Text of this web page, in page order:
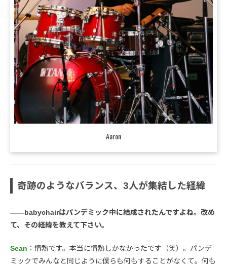
Aaron
奇跡のようなバランス、3人が集結した経緯
――babychairはパンデミック中に結成されたんですよね。改め
て、その経緯を教えて下さい。
Sean ：情熱です。本当に情熱しかなかったです（笑）。パンデ
ミックでみんなと同じように僕らも何もすることがなくて。何も